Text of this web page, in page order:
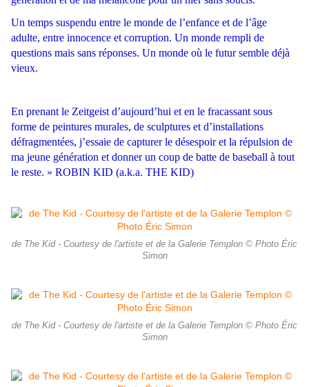
Un temps suspendu entre le monde de l’enfance et de l’âge
adulte, entre innocence et corruption. Un monde rempli de
questions mais sans réponses. Un monde où le futur semble déjà
vieux.
En prenant le Zeitgeist d’aujourd’hui et en le fracassant sous
forme de peintures murales, de sculptures et d’installations
défragmentées, j’essaie de capturer le désespoir et la répulsion de
ma jeune génération et donner un coup de batte de baseball à tout
le reste. » ROBIN KID (a.k.a. THE KID)
de The Kid - Courtesy de l'artiste et de la Galerie Templon © Photo Éric
Simon
de The Kid - Courtesy de l'artiste et de la Galerie Templon © Photo Éric
Simon